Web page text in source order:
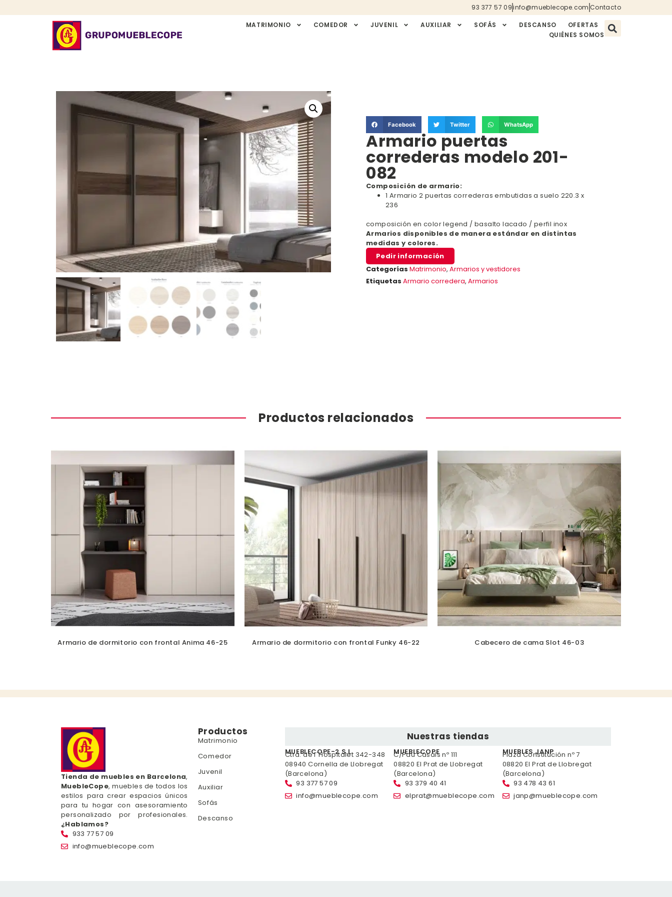
93 377 57 09info@mueblecope.com Contacto
MATRIMONIO COMEDOR JUVENIL AUXILIAR SOFÁS DESCANSO
OFERTAS
QUIÉNES SOMOS
Facebook Twitter WhatsApp
Armario puertas
correderas modelo 201-
082
Composición de armario:
1 Armario 2 puertas correderas embutidas a suelo 220.3 x
236
composición en color legend / basalto lacado / perfil inox
Armarios disponibles de manera estándar en distintas
medidas y colores.
Pedir información
Categorías Matrimonio, Armarios y vestidores
Etiquetas Armario corredera, Armarios
Productos relacionados
Armario de dormitorio con frontal Anima 46-25 Armario de dormitorio con frontal Funky 46-22 Cabecero de cama Slot 46-03
Tienda de muebles en Barcelona,
MuebleCope, muebles de todos los
estilos para crear espacios únicos
para tu hogar con asesoramiento
personalizado por profesionales.
¿Hablamos?
933 77 57 09
info@mueblecope.com
Productos
Matrimonio
Comedor
Juvenil
Auxiliar
Sofás
Descanso
Nuestras tiendas
MUEBLECOPE-2 S.L.
Ctra. de l´Hospitalet 342-348
08940 Cornella de Llobregat
(Barcelona)
93 377 57 09
info@mueblecope.com
MUEBLECOPE
C/Pau Casals nº 111
08820 El Prat de Llobregat
(Barcelona)
93 379 40 41
elprat@mueblecope.com
MUEBLES JANP
Plaza Constitución nº 7
08820 El Prat de Llobregat
(Barcelona)
93 478 43 61
janp@mueblecope.com